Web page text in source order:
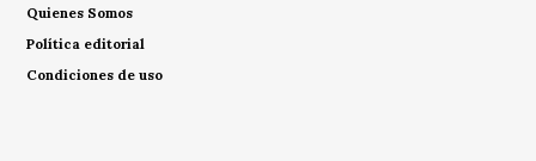
Quienes Somos
Política editorial
Condiciones de uso